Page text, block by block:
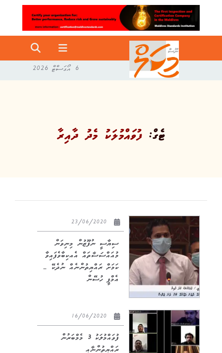
6 އޯގަސްޓް 2026
ޓެގް:ފުވައްމުލަކު މެދު ދާއިރާ
ސިޔާސީ ނުފޫޒުން މިނިވަން
މުއައްސަސާތައް އެއކިބާވެފައިވާ
ކަމަށް ރައްޔިތުންނެއް ނުދެކޭ –
އެމްޕީ ހުސޭން
ފުވައްމުލަކު 3 މެމްބަރުން